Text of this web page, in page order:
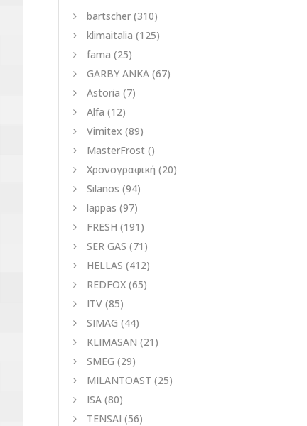
bartscher (310)
klimaitalia (125)
fama (25)
GARBY ANKA (67)
Astoria (7)
Alfa (12)
Vimitex (89)
MasterFrost ()
Χρονογραφική (20)
Silanos (94)
lappas (97)
FRESH (191)
SER GAS (71)
HELLAS (412)
REDFOX (65)
ITV (85)
SIMAG (44)
KLIMASAN (21)
SMEG (29)
MILANTOAST (25)
ISA (80)
TENSAI (56)